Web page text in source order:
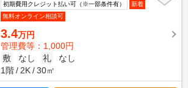
初期費用クレジット払い可（※一部条件有）
新着
無料オンライン相談可
3.4万円
管理費等：1,000円
敷
なし 礼
なし
1階
2K 30㎡